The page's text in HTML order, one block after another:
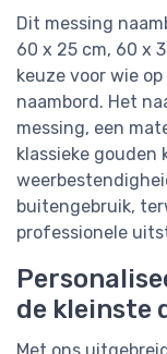
Dit messing
60 x 25 cm, 60 x
keuze voor wie
naambord. Het
messing, een
klassieke
buitengebruik,
professionele
de kleinste